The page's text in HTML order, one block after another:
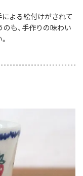
よる絵付けがされて
も、手作りの味わい